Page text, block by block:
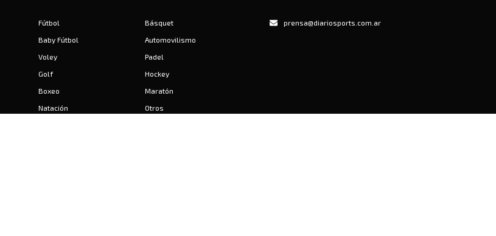
Fútbol
Básquet
Baby Fútbol
Automovilismo
Voley
Padel
Golf
Hockey
Boxeo
Maratón
Natación
Otros
prensa@diariosports.com.ar